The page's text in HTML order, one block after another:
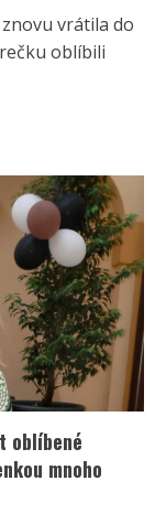
vrátila do
oblíbili
oblíbené
mnoho